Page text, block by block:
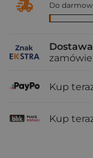
Do
Dostawa
Kup
Kup